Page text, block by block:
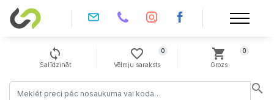
sync
Salīdzināt
favorite_border
Vēlmju saraksts
0 shopping_cart
Grozs
0
search